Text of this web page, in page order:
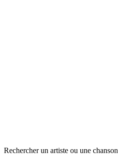
Rechercher un artiste ou une chanson